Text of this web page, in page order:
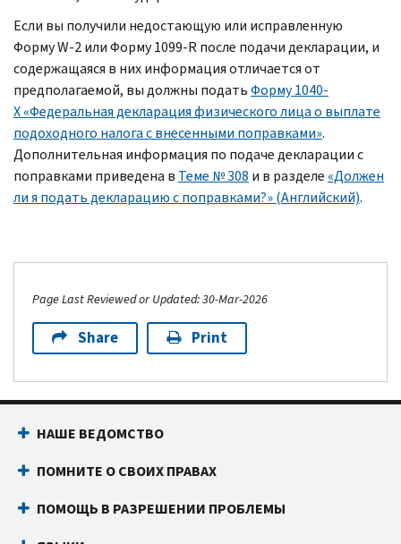
Если вы получили недостающую или исправленную
Форму W-2 или Форму 1099-R после подачи декларации, и
содержащаяся в них информация отличается от
предполагаемой, вы должны податьФорму 1040-
X «Федеральная декларация физического лица о выплате
подоходного налога с внесенными поправками».
Дополнительная информация по подаче декларации с
поправками приведена в Теме № 308 и в разделе «Должен
ли я подать декларацию с поправками?» (Английский).
Page Last Reviewed or Updated: 30-Mar-2026
Share Print
НАШЕ ВЕДОМСТВО
ПОМНИТЕ О СВОИХ ПРАВАХ
ПОМОЩЬ В РАЗРЕШЕНИИ ПРОБЛЕМЫ